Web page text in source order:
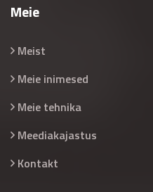
Meie
Meist
Meie inimesed
Meie tehnika
Meediakajastus
Kontakt